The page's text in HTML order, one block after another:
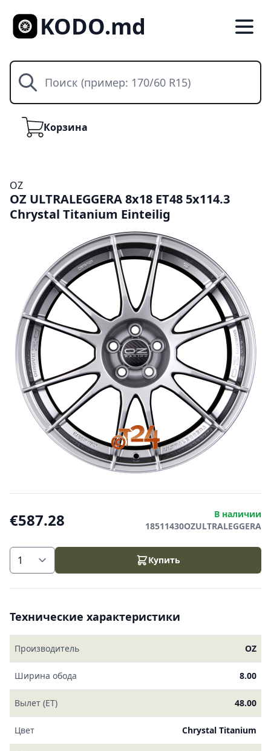
KODO.md
Поиск
КорзинаКорзина
OZ
OZ ULTRALEGGERA 8x18 ET48 5x114.3
Chrystal Titanium Einteilig
€587.28
В наличии
18511430OZULTRALEGGERA
Купить
Технические характеристики
Производитель OZ
Ширина обода 8.00
Вылет (ET) 48.00
Цвет Chrystal Titanium